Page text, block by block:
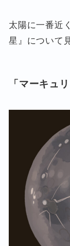
太陽に一番近
星』について
「マーキュ